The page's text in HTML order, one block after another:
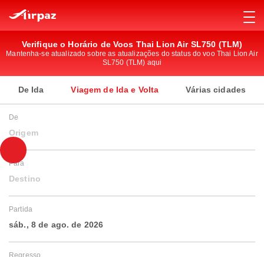
Verifique o Horário de Voos Thai Lion Air SL750 (TLM)
Mantenha-se atualizado sobre as atualizações do status do voo Thai Lion Air
SL750 (TLM) aqui
De Ida Viagem de Ida e Volta Várias cidades
De
Origem
Para
Destino
Partida
sáb., 8 de ago. de 2026
Regresso